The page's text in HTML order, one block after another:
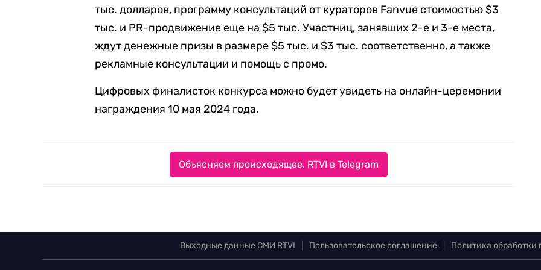
тыс. долларов, программу консультаций от кураторов Fanvue стоимостью $3
тыс. и PR-продвижение еще на $5 тыс. Участниц, занявших 2-е и 3-е места,
ждут денежные призы в размере $5 тыс. и $3 тыс. соответственно, а также
рекламные консультации и помощь с промо.
Цифровых финалисток конкурса можно будет увидеть на онлайн-церемонии
награждения 10 мая 2024 года.
Объясняем происходящее. RTVI в Telegram
Выходные данные СМИ RTVI Пользовательское соглашение Политика